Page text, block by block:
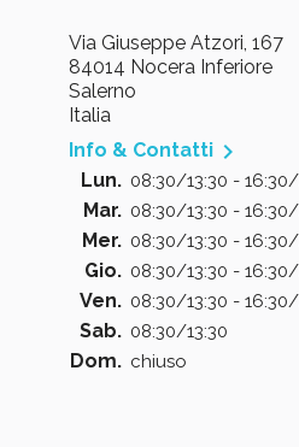
Via Giuseppe Atzori, 167
84014 Nocera Inferiore
Salerno
Italia
Info & Contatti 
Lun. 08:30/13:30 -
Mar. 08:30/13:30 -
Mer. 08:30/13:30 -
Gio. 08:30/13:30 -
Ven. 08:30/13:30 -
Sab. 08:30/13:30
Dom. chiuso